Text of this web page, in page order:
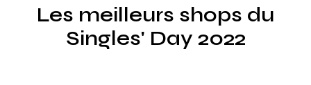
Les meilleurs shops du
Singles' Day 2022